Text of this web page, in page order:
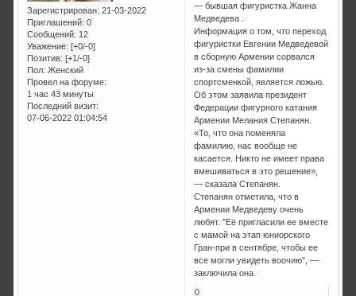
Зарегистрирован: 21-03-2022
Приглашений: 0
Сообщений: 12
Уважение: [+0/-0]
Позитив: [+1/-0]
Пол: Женский
Провел на форуме:
1 час 43 минуты
Последний визит:
07-06-2022 01:04:54
— бывшая фигуристка Жанна
Медведева .
Информация о том, что переход
фигуристки Евгении Медведевой
в сборную Армении сорвался
из-за смены фамилии
спортсменкой, является ложью.
Об этом заявила президент
Федерации фигурного катания
Армении Мелания Степанян.
«То, что она поменяла
фамилию, нас вообще не
касается. Никто не имеет права
вмешиваться в это решение»,
— сказала Степанян.
Степанян отметила, что в
Армении Медведеву очень
любят. "Её пригласили ее вместе
с мамой на этап юниорского
Гран-при в сентябре, чтобы ее
все могли увидеть воочию", —
заключила она.
0